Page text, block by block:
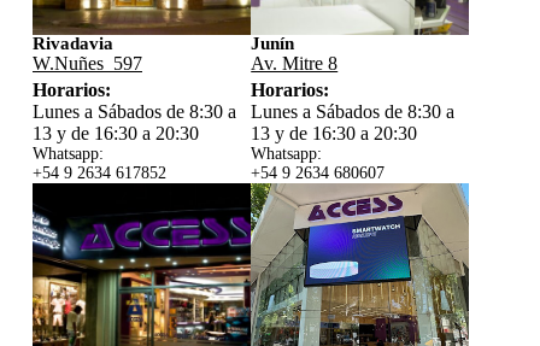
Rivadavia
W.Nuñes 597
Horarios:
Lunes a Sábados de 8:30 a
13 y de 16:30 a 20:30
Whatsapp:
+54 9 2634 617852
Junín
Av. Mitre 8
Horarios:
Lunes a Sábados de 8:30 a
13 y de 16:30 a 20:30
Whatsapp:
+54 9 2634 680607